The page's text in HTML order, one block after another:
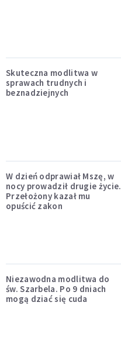
Skuteczna modlitwa w
sprawach trudnych i
beznadziejnych
W dzień odprawiał Mszę, w
nocy prowadził drugie życie.
Przełożony kazał mu
opuścić zakon
Niezawodna modlitwa do
św. Szarbela. Po 9 dniach
mogą dziać się cuda